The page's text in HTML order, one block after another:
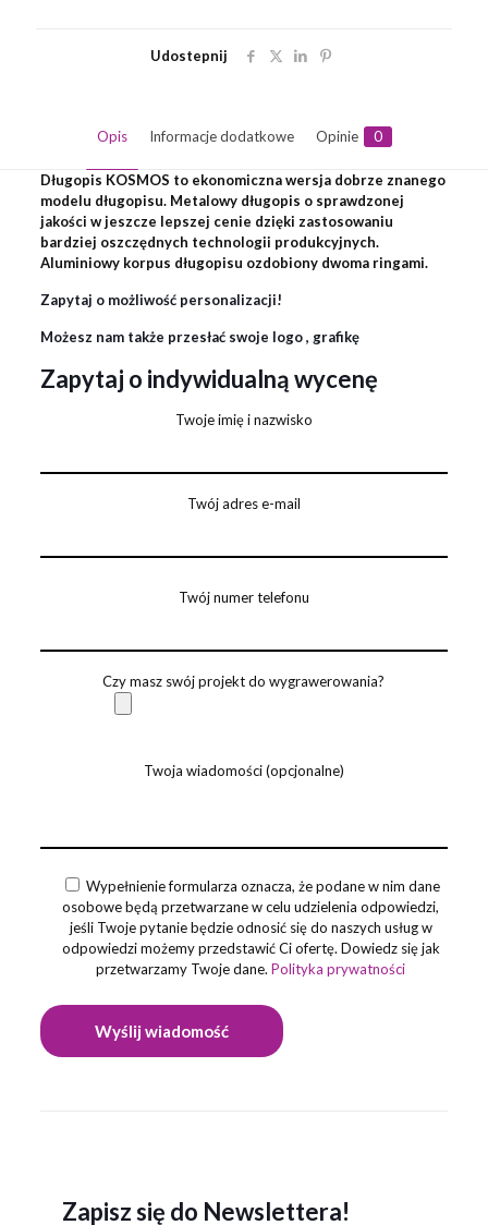
Udostepnij
Opis Informacje dodatkowe Opinie 0
Długopis KOSMOS to ekonomiczna wersja dobrze znanego
modelu długopisu. Metalowy długopis o sprawdzonej
jakości w jeszcze lepszej cenie dzięki zastosowaniu
bardziej oszczędnych technologii produkcyjnych.
Aluminiowy korpus długopisu ozdobiony dwoma ringami.
Zapytaj o możliwość personalizacji!
Możesz nam także przesłać swoje logo , grafikę
Zapytaj o indywidualną wycenę
Twoje imię i nazwisko
Twój adres e-mail
Twój numer telefonu
Czy masz swój projekt do wygrawerowania?
Twoja wiadomości (opcjonalne)
Wypełnienie formularza oznacza, że podane w nim dane
osobowe będą przetwarzane w celu udzielenia odpowiedzi,
jeśli Twoje pytanie będzie odnosić się do naszych usług w
odpowiedzi możemy przedstawić Ci ofertę. Dowiedz się jak
przetwarzamy Twoje dane.Polityka prywatności
Zapisz się do Newslettera!